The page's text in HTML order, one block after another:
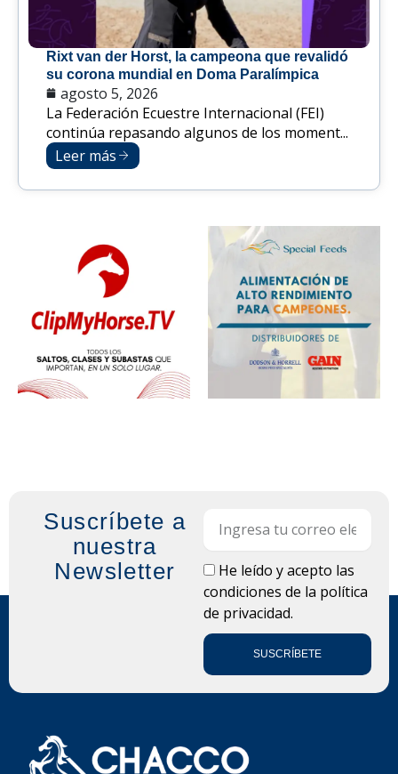
Rixt van der Horst, la campeona que revalidó
su corona mundial en Doma Paralímpica
agosto 5, 2026
La Federación Ecuestre Internacional (FEI)
continúa repasando algunos de los moment...
Leer más
Suscríbete a
nuestra
Newsletter
LOPDHe leído y acepto las
condiciones de la política
de privacidad.
SUSCRÍBETE